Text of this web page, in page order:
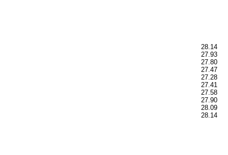
28.14
27.93
27.80
27.47
27.28
27.41
27.58
27.90
28.09
28.14